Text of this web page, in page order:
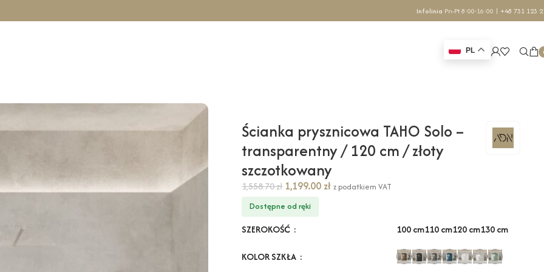
Infolinia Pn-Pt 8:00-16:00 | +48 731 123
PL
Ścianka prysznicowa TAHO Solo –
transparentny / 120 cm / złoty
szczotkowany
1,558.70zł 1,199.00 zł z podatkiem VAT
Dostępne od ręki
SZEROKOŚĆ 100 cm110 cm120 cm130 cm
KOLOR SZKŁA